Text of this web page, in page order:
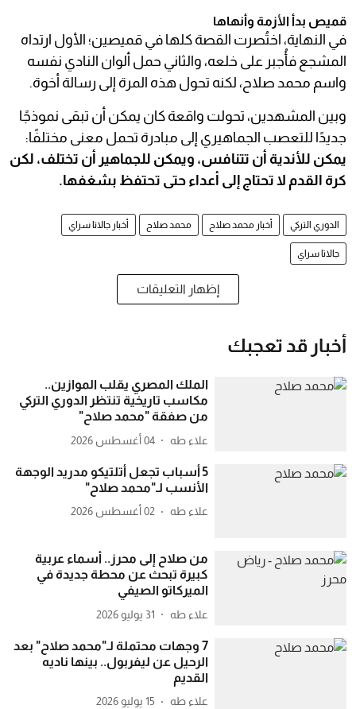
قميص بدأ الأزمة وأنهاها
في النهاية، اختُصرت القصة كلها في قميصين؛ الأول ارتداه
المشجع فأُجبر على خلعه، والثاني حمل ألوان النادي نفسه
واسم محمد صلاح، لكنه تحول هذه المرة إلى رسالة أخوة.
وبين المشهدين، تحولت واقعة كان يمكن أن تبقى نموذجًا
جديدًا للتعصب الجماهيري إلى مبادرة تحمل معنى مختلفًا:
يمكن للأندية أن تتنافس، ويمكن للجماهير أن تختلف، لكن
كرة القدم لا تحتاج إلى أعداء حتى تحتفظ بشغفها.
الدوري التركي أخبار محمد صلاح محمد صلاح أخبار جالاتا سراي
جالاتا سراي
إظهار التعليقات
أخبار قد تعجبك
الملك المصري يقلب الموازين..
مكاسب تاريخية تنتظر الدوري التركي
من صفقة "محمد صلاح"
علاء طه 04 أغسطس 2026
5 أسباب تجعل أتلتيكو مدريد الوجهة
الأنسب لـ"محمد صلاح"
علاء طه 02 أغسطس 2026
من صلاح إلى محرز.. أسماء عربية
كبيرة تبحث عن محطة جديدة في
الميركاتو الصيفي
علاء طه 31 يوليو 2026
7 وجهات محتملة لـ"محمد صلاح" بعد
الرحيل عن ليفربول.. بينها ناديه
القديم
علاء طه 15 يوليو 2026